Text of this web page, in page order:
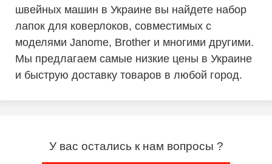
швейных машин в Украине вы найдете набор
лапок для коверлоков, совместимых с
моделями Janome, Brother и многими другими.
Мы предлагаем самые низкие цены в Украине
и быструю доставку товаров в любой город.
У вас остались к нам вопросы ?